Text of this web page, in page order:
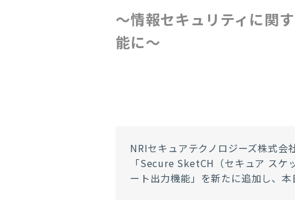
〜情報セキュリティに関
能に〜
NRIセキュアテクノロジーズ株式
「Secure SketCH（セキュア スケ
ート出力機能」を新たに追加し、本